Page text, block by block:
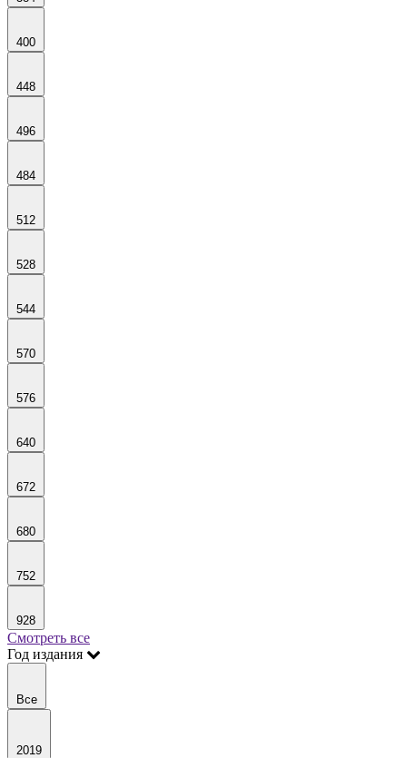
400
448
496
484
512
528
544
570
576
640
672
680
752
928
Смотреть все
Год издания
Все
2019